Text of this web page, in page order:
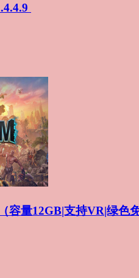
量12GB|支持VR|绿色